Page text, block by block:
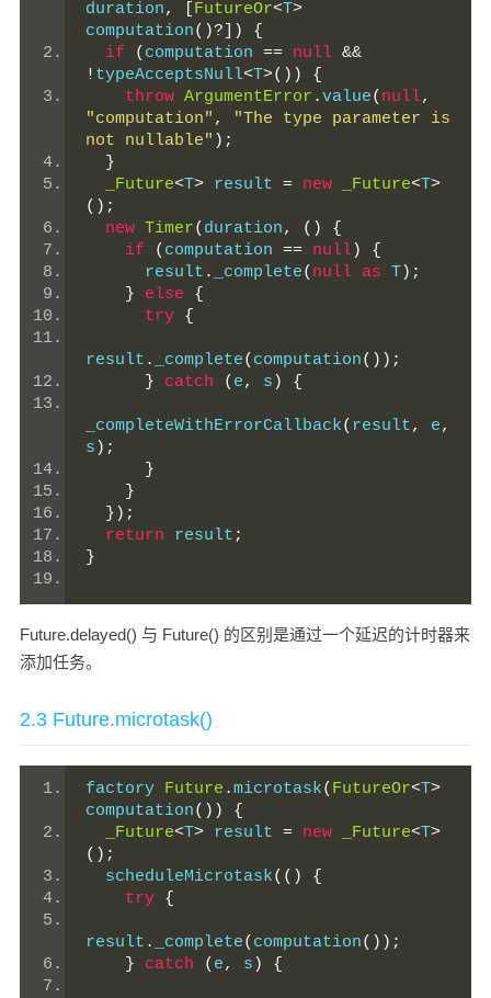
duration, FutureOr<T>
computation()?])
{
if
( computation == null &&
! typeAcceptsNull<T>())
{
throw ArgumentError .value( null,
"computation" ,
"The type parameter is
not nullable" );
}
_Future<T> result = new _Future<T>
();
new Timer( duration, ()
{
if
( computation == null)
{
      result
. _complete( null as T);
}
else
{
try {
result . _complete( computation());
}
catch ( e, s ) {
_completeWithErrorCallback( result, e,
s );
}
}
});
return result ;
}
Future.delayed() 与 Future() 的区别是通过一个延迟的计时器来
添加任务。
2.3 Future.microtask()
factory Future .microtask( FutureOr<T>
computation())
{
_Future<T> result = new _Future<T>
();
  scheduleMicrotask
(()
{
try {
result . _complete( computation());
}
catch ( e, s ) {